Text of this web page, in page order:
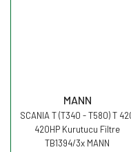
MANN
SCANIA T (T340 - T580) T
420HP Kurutucu Filtre
TB1394/3x MANN